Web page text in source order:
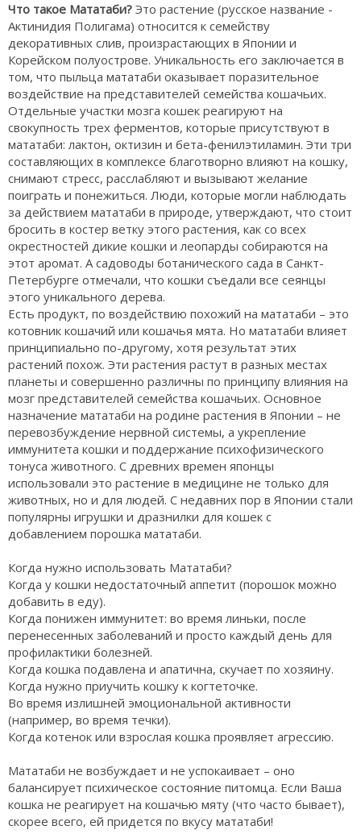
Что такое Мататаби? Это растение (русское название -
Актинидия Полигама) относится к семейству
декоративных слив, произрастающих в Японии и
Корейском полуострове. Уникальность его заключается в
том, что пыльца мататаби оказывает поразительное
воздействие на представителей семейства кошачьих.
Отдельные участки мозга кошек реагируют на
свокупность трех ферментов, которые присутствуют в
мататаби: лактон, октизин и бета-фенилэтиламин. Эти три
составляющих в комплексе благотворно влияют на кошку,
снимают стресс, расслабляют и вызывают желание
поиграть и понежиться. Люди, которые могли наблюдать
за действием мататаби в природе, утверждают, что стоит
бросить в костер ветку этого растения, как со всех
окрестностей дикие кошки и леопарды собираются на
этот аромат. А садоводы ботанического сада в Санкт-
Петербурге отмечали, что кошки съедали все сеянцы
этого уникального дерева.
Есть продукт, по воздействию похожий на мататаби – это
котовник кошачий или кошачья мята. Но мататаби влияет
принципиально по-другому, хотя результат этих
растений похож. Эти растения растут в разных местах
планеты и совершенно различны по принципу влияния на
мозг представителей семейства кошачьих. Основное
назначение мататаби на родине растения в Японии – не
перевозбуждение нервной системы, а укрепление
иммунитета кошки и поддержание психофизического
тонуса животного. С древних времен японцы
использовали это растение в медицине не только для
животных, но и для людей. С недавних пор в Японии стали
популярны игрушки и дразнилки для кошек с
добавлением порошка мататаби.
Когда нужно использовать Мататаби?
Когда у кошки недостаточный аппетит (порошок можно
добавить в еду).
Когда понижен иммунитет: во время линьки, после
перенесенных заболеваний и просто каждый день для
профилактики болезней.
Когда кошка подавлена и апатична, скучает по хозяину.
Когда нужно приучить кошку к когтеточке.
Во время излишней эмоциональной активности
(например, во время течки).
Когда котенок или взрослая кошка проявляет агрессию.
Мататаби не возбуждает и не успокаивает – оно
балансирует психическое состояние питомца. Если Ваша
кошка не реагирует на кошачью мяту (что часто бывает),
скорее всего, ей придется по вкусу мататаби!